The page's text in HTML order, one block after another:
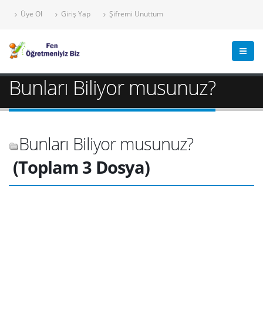
Üye Ol Giriş Yap Şifremi Unuttum
Bunları Biliyor musunuz?
Bunları Biliyor musunuz?
(Toplam 3 Dosya)